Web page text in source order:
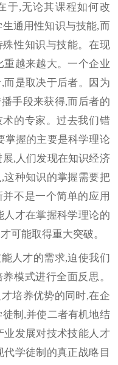
于,无论其课程如何改
通用性知识与技能,而
性知识与技能。在现
越来越大。一个企业
是取决于后者。因为
手段来获得,而后者的
的专家。过去我们错
掌握的主要是科学理论
,人们发现在知识经济
这种知识的掌握需要把
不是一个简单的应用
才在掌握科学理论的
可能取得重大突破。
人才的需求,迫使我们
模式进行全面反思。
培养优势的同时,在企
制,并使二者有机地结
发展对技术技能人才
学徒制的真正战略目